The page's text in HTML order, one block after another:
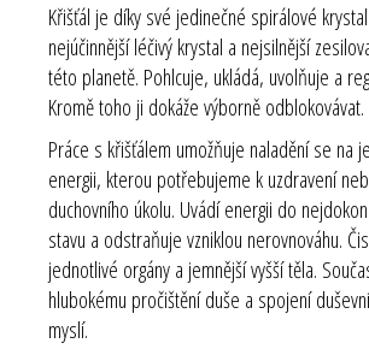
Křišťál je díky své jedinečné spirálové
nejúčinnější léčivý krystal a nejsilnější
této planetě. Pohlcuje, ukládá, uvolňuje a
Kromě toho ji dokáže výborně odblokovávat.
Práce s křišťálem umožňuje naladění se na
energii, kterou potřebujeme k uzdravení
duchovního úkolu. Uvádí energii do
stavu a odstraňuje vzniklou nerovnováhu.
jednotlivé orgány a jemnější vyšší těla.
hlubokému pročištění duše a spojení
myslí.